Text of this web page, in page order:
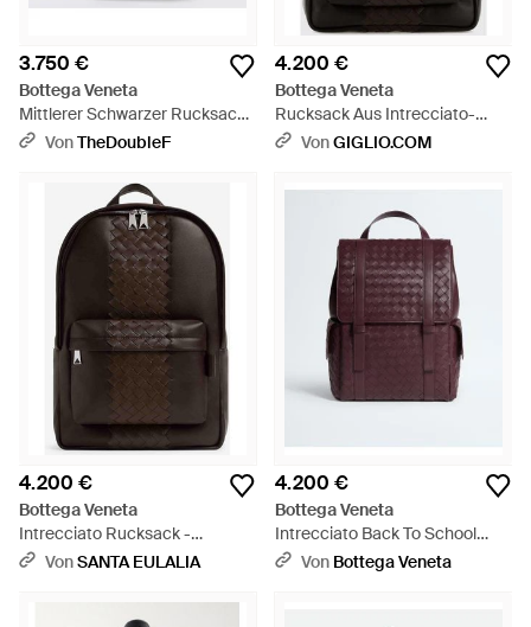
3.750 €
Bottega Veneta
Mittlerer Schwarzer Rucksack
Im Intrecciato-Geflecht -
VonTheDoubleF
4.200 €
Bottega Veneta
Rucksack Aus Intrecciato-
Leder - Schwarz
VonGIGLIO.COM
4.200 €
Bottega Veneta
Intrecciato Rucksack -
Schwarz
VonSANTA EULALIA
4.200 €
Bottega Veneta
Intrecciato Back To School
Rucksack - Lila
Von Bottega Veneta